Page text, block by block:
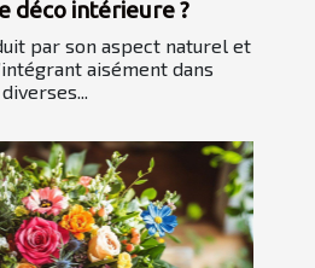
déco intérieure ?
par son aspect naturel et
aisément dans
diverses...